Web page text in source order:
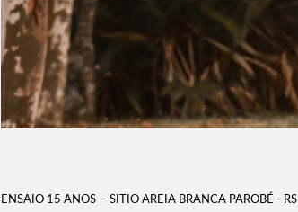
ENSAIO 15 ANOS SITIO AREIA BRANCA PAROBÉ - RS